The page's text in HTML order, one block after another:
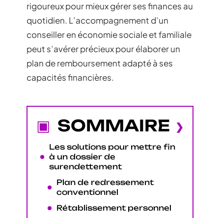
rigoureux pour mieux gérer ses finances au
quotidien. L’accompagnement d’un
conseiller en économie sociale et familiale
peut s’avérer précieux pour élaborer un
plan de remboursement adapté à ses
capacités financières.
SOMMAIRE
Les solutions pour mettre fin
à un dossier de
surendettement
Plan de redressement
conventionnel
Rétablissement personnel